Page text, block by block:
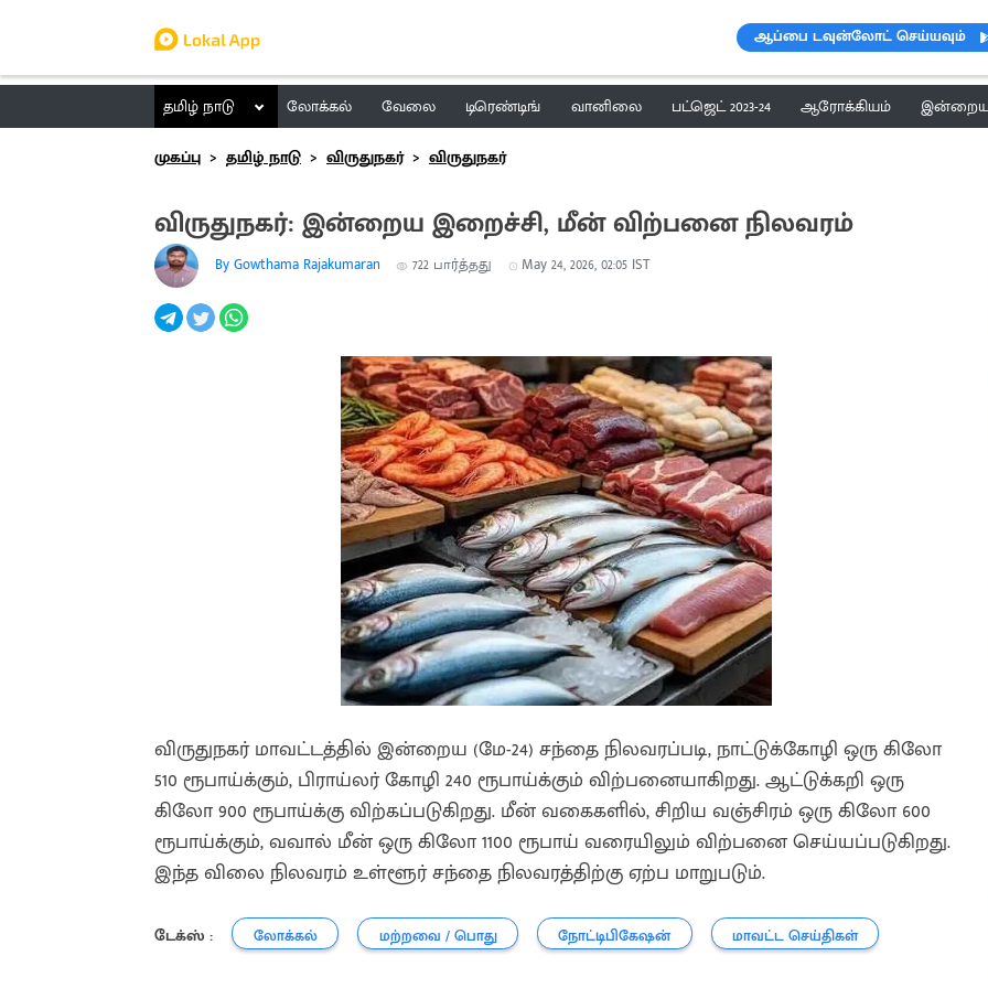
ஆப்பை டவுன்லோட் செய்யவும்
தமிழ் நாடு லோக்கல் வேலை டிரெண்டிங் வானிலை பட்ஜெட் 2023-24 ஆரோக்கியம் இன்றைய
முகப்பு
தமிழ் நாடு விருதுநகர் விருதுநகர்
விருதுநகர்: இன்றைய இறைச்சி, மீன் விற்பனை நிலவரம்
By Gowthama Rajakumaran 722 பார்த்தது May 24, 2026, 02:05 IST
விருதுநகர் மாவட்டத்தில் இன்றைய (மே-24) சந்தை நிலவரப்படி, நாட்டுக்கோழி ஒரு கிலோ
510 ரூபாய்க்கும், பிராய்லர் கோழி 240 ரூபாய்க்கும் விற்பனையாகிறது. ஆட்டுக்கறி ஒரு
கிலோ 900 ரூபாய்க்கு விற்கப்படுகிறது. மீன் வகைகளில், சிறிய வஞ்சிரம் ஒரு கிலோ 600
ரூபாய்க்கும், வவால் மீன் ஒரு கிலோ 1100 ரூபாய் வரையிலும் விற்பனை செய்யப்படுகிறது.
இந்த விலை நிலவரம் உள்ளூர் சந்தை நிலவரத்திற்கு ஏற்ப மாறுபடும்.
டேக்ஸ் : லோக்கல் மற்றவை / பொது நோட்டிபிகேஷன் மாவட்ட செய்திகள்